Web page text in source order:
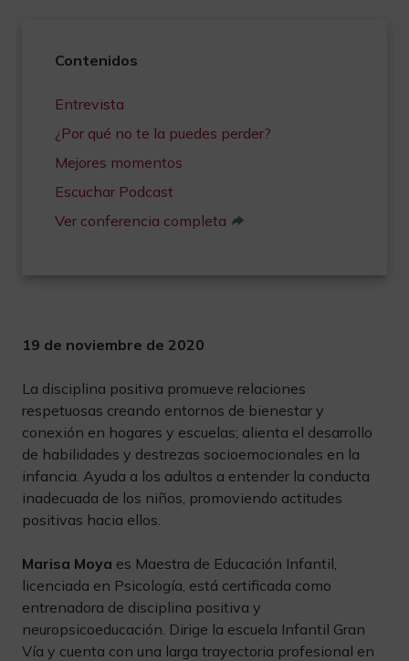
19 de noviembre de 2020
La disciplina positiva promueve relaciones
respetuosas creando entornos de bienestar y
conexión en hogares y escuelas; alienta el desarrollo
de habilidades y destrezas socioemocionales en la
infancia. Ayuda a los adultos a entender la conducta
inadecuada de los niños, promoviendo actitudes
positivas hacia ellos.
Marisa Moya es Maestra de Educación Infantil,
licenciada en Psicología, está certificada como
entrenadora de disciplina positiva y
neuropsicoeducación. Dirige la escuela Infantil Gran
Vía y cuenta con una larga trayectoria profesional en
Contenidos
Entrevista
¿Por qué no te la puedes perder?
Mejores momentos
Escuchar Podcast
Ver conferencia completa